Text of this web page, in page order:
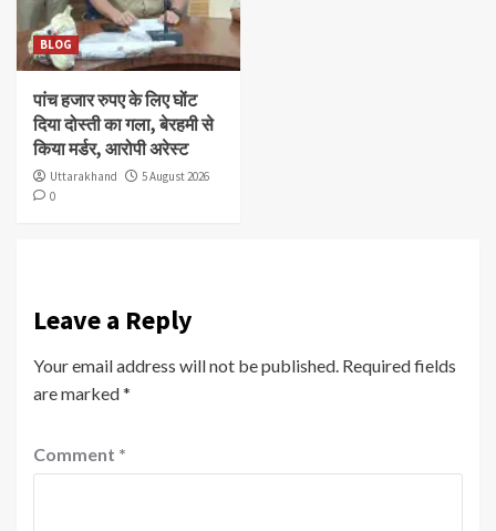
BLOG
पांच हजार रुपए के लिए घोंट
दिया दोस्ती का गला, बेरहमी से
किया मर्डर, आरोपी अरेस्ट
Uttarakhand
5 August 2026
0
Leave a Reply
Your email address will not be published. Required fields
are marked*
Comment *